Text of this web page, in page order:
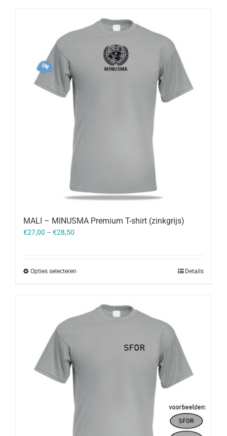
MALI – MINUSMA Premium T-shirt (zinkgrijs)
€27,00 – €28,50
Opties selecteren Details